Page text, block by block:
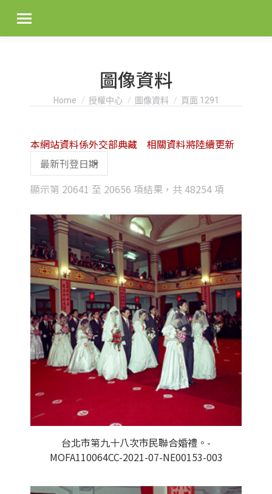
圖像資料
You are here:
Home 授權中心 圖像資料 頁面 1291
顯示第 20641 至 20656 項結果，共 48254 項
latest
本網站資料係外交部典藏 相關資料將陸續更新
台北市第九十八次市民聯合婚禮。-
MOFA110064CC-2021-07-NE00153-003